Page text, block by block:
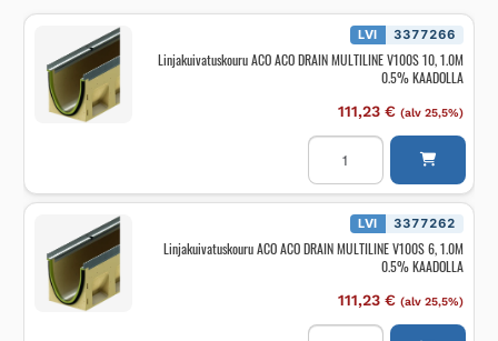
LVI 3377266
Linjakuivatuskouru ACO ACO DRAIN MULTILINE V100S 10, 1.0M
0.5% KAADOLLA
111,23 € (alv 25,5%)
Linjakuivatuskouru
DRAIN
MULTILINE
V100S
1.0M
määrä
LVI 3377262
Linjakuivatuskouru ACO ACO DRAIN MULTILINE V100S 6, 1.0M
0.5% KAADOLLA
111,23 € (alv 25,5%)
Linjakuivatuskouru